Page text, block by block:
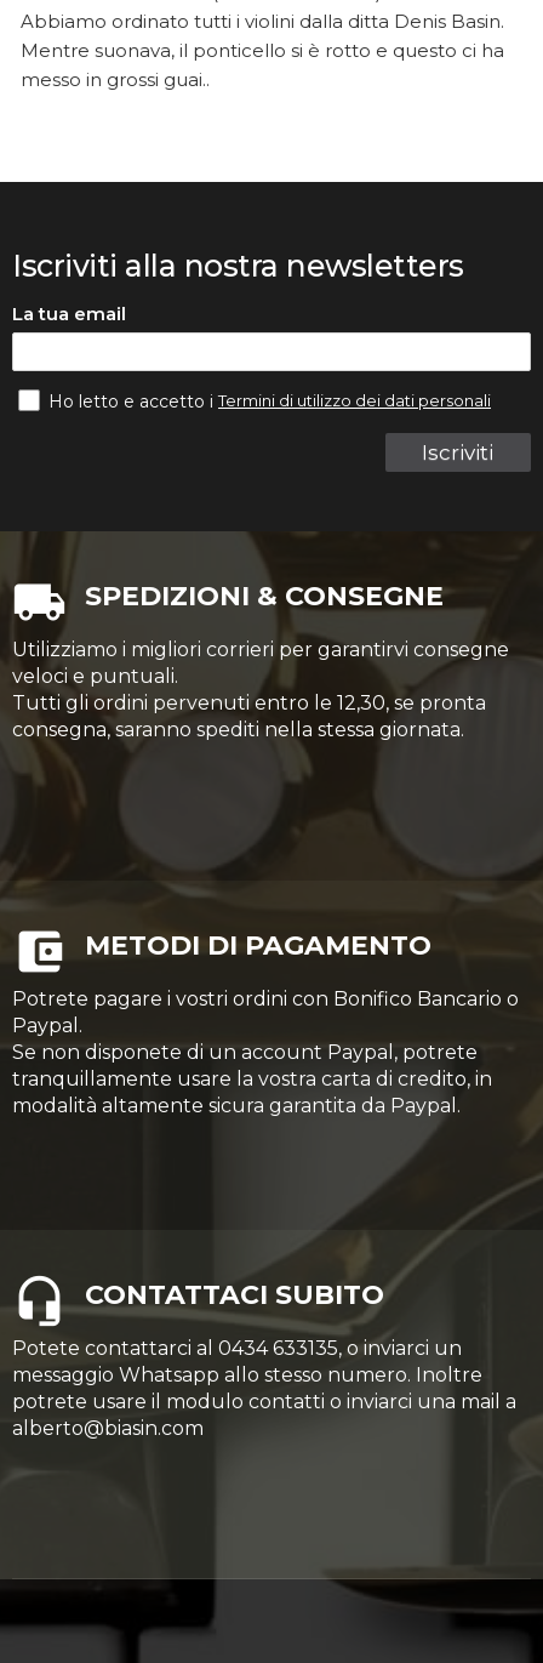
Abbiamo ordinato tutti i violini dalla ditta Denis Basin.
Mentre suonava, il ponticello si è rotto e questo ci ha
messo in grossi guai..
Iscriviti alla nostra newsletters
La tua email
Iscriviti
Ho letto e accetto iTermini di utilizzo dei dati personali
SPEDIZIONI & CONSEGNE
Utilizziamo i migliori corrieri per garantirvi consegne
veloci e puntuali.
Tutti gli ordini pervenuti entro le 12,30, se pronta
consegna, saranno spediti nella stessa giornata.
METODI DI PAGAMENTO
Potrete pagare i vostri ordini con Bonifico Bancario o
Paypal.
Se non disponete di un account Paypal, potrete
tranquillamente usare la vostra carta di credito, in
modalità altamente sicura garantita da Paypal.
CONTATTACI SUBITO
Potete contattarci al 0434 633135, o inviarci un
messaggio Whatsapp allo stesso numero. Inoltre
potrete usare il modulo contatti o inviarci una mail a
alberto@biasin.com